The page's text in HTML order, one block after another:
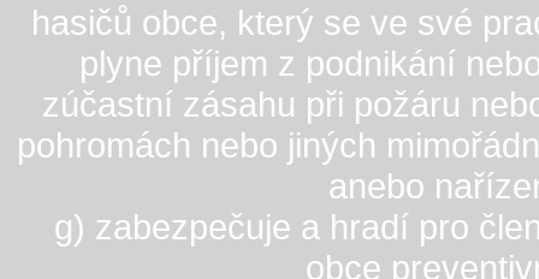
hasičů obce, který se ve své
plyne příjem z podnikání
zúčastní zásahu při požáru
pohromách nebo jiných
anebo
g) zabezpečuje a hradí pro
obce